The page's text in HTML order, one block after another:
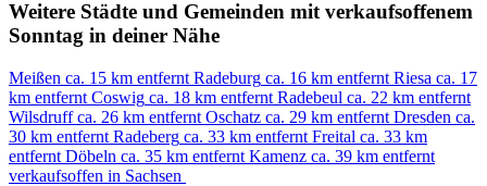
Weitere Städte und Gemeinden mit verkaufsoffenem
Sonntag in deiner Nähe
Meißen ca. 15 km entfernt Radeburg ca. 16 km entfernt Riesa ca. 17
km entfernt Coswig ca. 18 km entfernt Radebeul ca. 22 km entfernt
Wilsdruff ca. 26 km entfernt Oschatz ca. 29 km entfernt Dresden ca.
30 km entfernt Radeberg ca. 33 km entfernt Freital ca. 33 km
entfernt Döbeln ca. 35 km entfernt Kamenz ca. 39 km entfernt
verkaufsoffen in Sachsen